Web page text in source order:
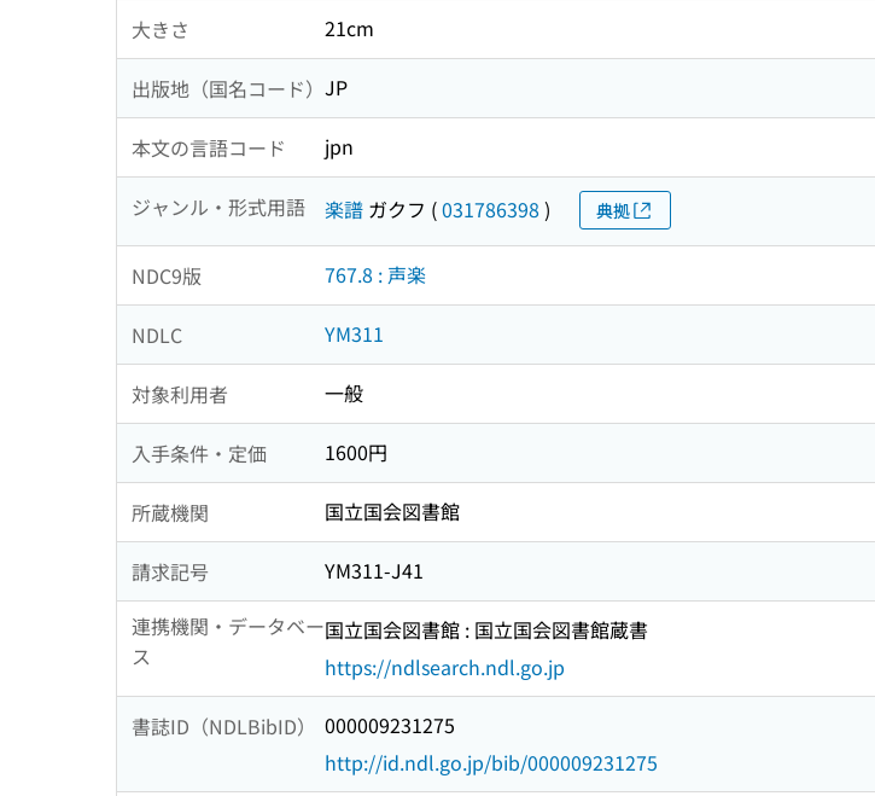
大きさ 21cm
出版地（国名コード） JP
本文の言語コード jpn
ジャンル・形式用語 楽譜 ガクフ (031786398 ) 典拠
NDC9版 767.8 : 声楽
NDLC YM311
対象利用者 一般
入手条件・定価 1600円
所蔵機関 国立国会図書館
請求記号
YM311-J41
連携機関・データベー
ス
国立国会図書館 : 国立国会図書館蔵書
https://ndlsearch.ndl.go.jp
書誌ID（NDLBibID）
000009231275
http://id.ndl.go.jp/bib/000009231275